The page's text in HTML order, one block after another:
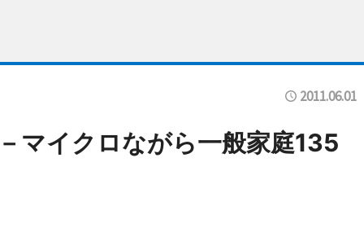
2011.06.01
マイクロながら一般家庭135